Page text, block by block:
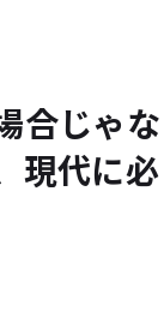
合じゃな
現代に必